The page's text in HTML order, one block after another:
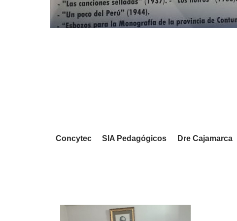
Concytec SIA Pedagógicos Dre Cajamarca